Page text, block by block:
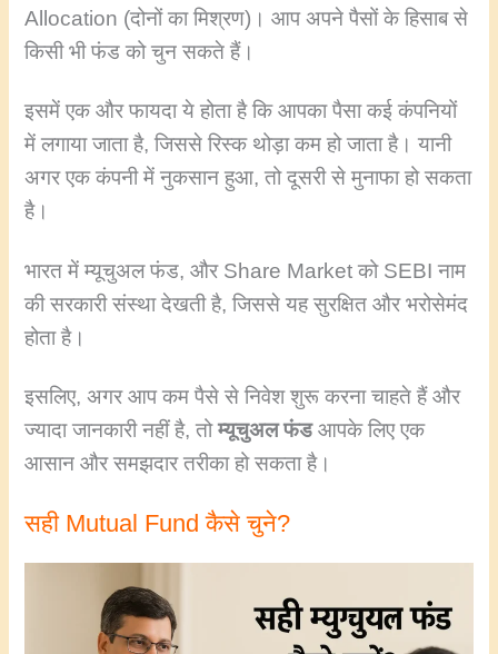
Allocation (दोनों का मिश्रण)। आप अपने पैसों के हिसाब से
किसी भी फंड को चुन सकते हैं।
इसमें एक और फायदा ये होता है कि आपका पैसा कई कंपनियों
में लगाया जाता है, जिससे रिस्क थोड़ा कम हो जाता है। यानी
अगर एक कंपनी में नुकसान हुआ, तो दूसरी से मुनाफा हो सकता
है।
भारत में म्यूचुअल फंड, और Share Market को SEBI नाम
की सरकारी संस्था देखती है, जिससे यह सुरक्षित और भरोसेमंद
होता है।
इसलिए, अगर आप कम पैसे से निवेश शुरू करना चाहते हैं और
ज्यादा जानकारी नहीं है, तोम्यूचुअल फंडआपके लिए एक
आसान और समझदार तरीका हो सकता है।
सही Mutual Fund कैसे चुने?